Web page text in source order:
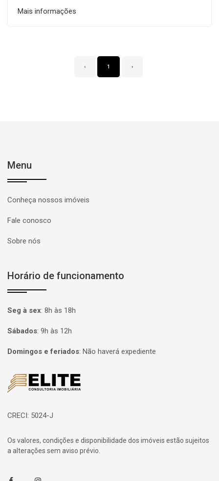
Mais informações
‹ 1 ›
Menu
Conheça nossos imóveis
Fale conosco
Sobre nós
Horário de funcionamento
Seg à sex: 8h às 18h
Sábados: 9h às 12h
Domingos e feriados: Não haverá expediente
Página inicial
CRECI: 5024-J
Os valores, condições e disponibilidade dos imóveis estão sujeitos
a alterações sem aviso prévio.